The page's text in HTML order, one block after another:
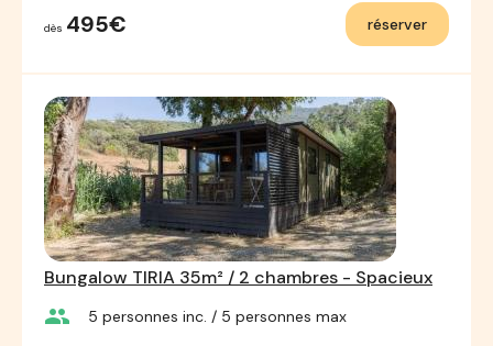
dès 495€ réserver
Bungalow TIRIA 35m² / 2 chambres - Spacieux
group 5 personnes inc. / 5 personnes max